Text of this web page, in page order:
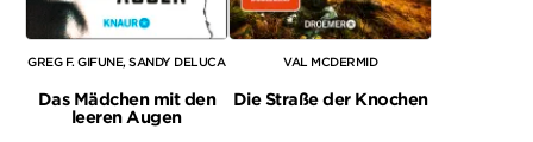
GREG F. GIFUNE SANDY DELUCA
Das Mädchen mit den
leeren Augen
VAL MCDERMID
Die Straße der Knochen